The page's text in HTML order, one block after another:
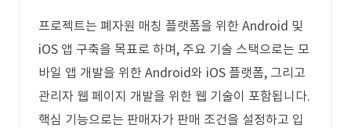
프로젝트는 폐자원 매칭 플랫폼을 위한 Android 및
iOS 앱 구축을 목표로 하며, 주요 기술 스택으로는 모
바일 앱 개발을 위한 Android와 iOS 플랫폼, 그리고
관리자 웹 페이지 개발을 위한 웹 기술이 포함됩니다.
핵심 기능으로는 판매자가 판매 조건을 설정하고 입